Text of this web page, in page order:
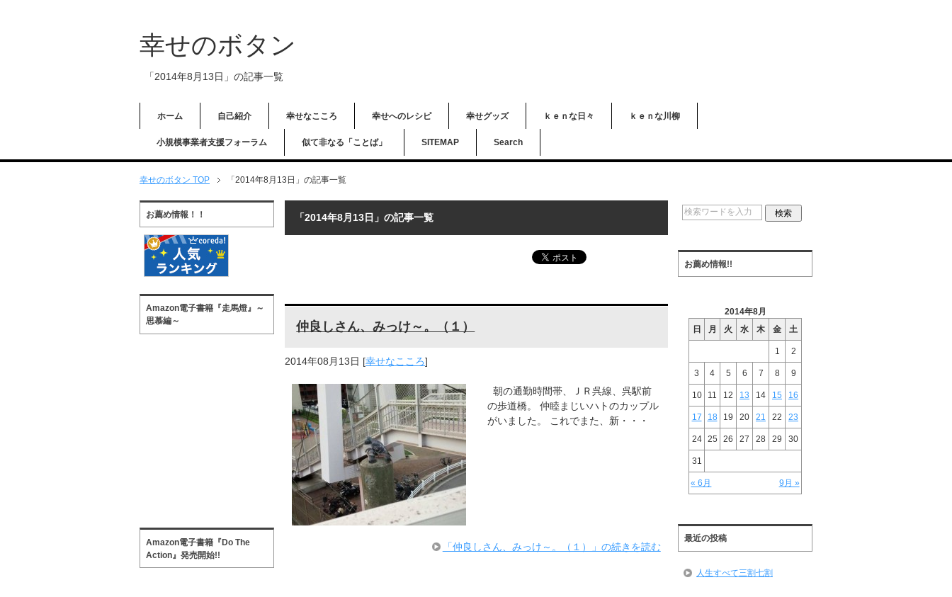
幸せのボタン
「2014年8月13日」の記事一覧
ホーム 自己紹介 幸せなこころ 幸せへのレシピ 幸せグッズ ｋｅｎな日々 ｋｅｎな川柳
小規模事業者支援フォーラム 似て非なる「ことば」 SITEMAP Search
幸せのボタン TOP 「2014年8月13日」の記事一覧
「2014年8月13日」の記事一覧
仲良しさん、みっけ～。（１）
2014年08月13日 [幸せなこころ]
朝の通勤時間帯、ＪＲ呉線、呉駅前
の歩道橋。 仲睦まじいハトのカップル
がいました。 これでまた、新・・・
「仲良しさん、みっけ～。（１）」の続きを読む
お薦め情報！！
Amazon電子書籍『走馬燈』～
思慕編～
Amazon電子書籍『Do The
Action』発売開始!!
お薦め情報!!
2014年8月
日
月 火 水 木 金 土
« 6月 9月 »
1 2
3 4 5 6 7 8 9
10 11 12 13 14 15 16
17 18 19 20 21 22 23
24 25 26 27 28 29 30
31
最近の投稿
人生すべて三割七割